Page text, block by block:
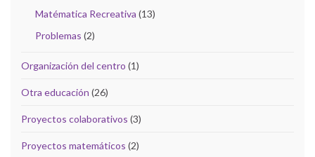
Matématica Recreativa (13)
Problemas (2)
Organización del centro (1)
Otra educación (26)
Proyectos colaborativos (3)
Proyectos matemáticos (2)